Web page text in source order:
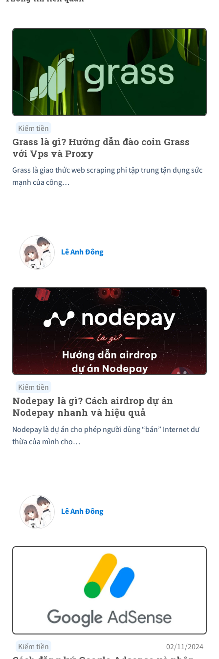
Kiếm tiền
Grass là gì? Hướng dẫn đào coin Grass
với Vps và Proxy
Grass là giao thức web scraping phi tập trung tận dụng sức
mạnh của công…
Lê Anh Đông
Kiếm tiền
Nodepay là gì? Cách airdrop dự án
Nodepay nhanh và hiệu quả
Nodepay là dự án cho phép người dùng “bán” Internet dư
thừa của mình cho…
Lê Anh Đông
Kiếm tiền 02/11/2024